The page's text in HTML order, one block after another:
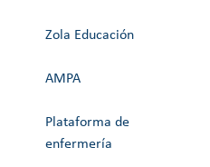
Zola Educación
AMPA
Plataforma de
enfermería